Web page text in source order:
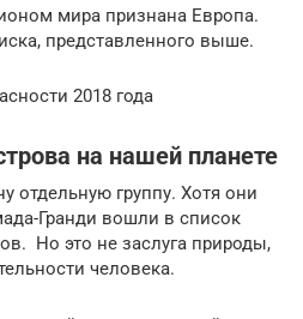
мира признана Европа.
представленного выше.
2018 года
на нашей планете
отдельную группу. Хотя они
Гранди вошли в список
Но это не заслуга природы,
человека.